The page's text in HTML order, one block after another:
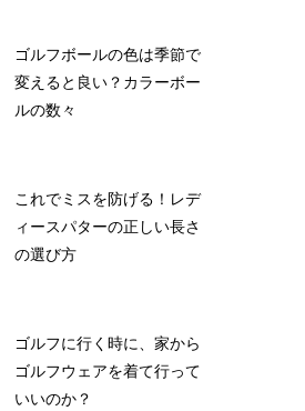
ゴルフボールの色は季節で
変えると良い？カラーボー
ルの数々
これでミスを防げる！レデ
ィースパターの正しい長さ
の選び方
ゴルフに行く時に、家から
ゴルフウェアを着て行って
いいのか？